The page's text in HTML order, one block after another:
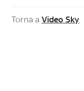
Torna a Video Sky